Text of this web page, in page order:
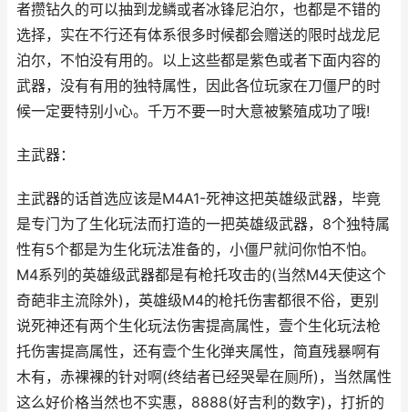
者攒钻久的可以抽到龙鳞或者冰锋尼泊尔，也都是不错的
选择，实在不行还有体系很多时候都会赠送的限时战龙尼
泊尔，不怕没有用的。以上这些都是紫色或者下面内容的
武器，没有有用的独特属性，因此各位玩家在刀僵尸的时
候一定要特别小心。千万不要一时大意被繁殖成功了哦!
主武器：
主武器的话首选应该是M4A1-死神这把英雄级武器，毕竟
是专门为了生化玩法而打造的一把英雄级武器，8个独特属
性有5个都是为生化玩法准备的，小僵尸就问你怕不怕。
M4系列的英雄级武器都是有枪托攻击的(当然M4天使这个
奇葩非主流除外)，英雄级M4的枪托伤害都很不俗，更别
说死神还有两个生化玩法伤害提高属性，壹个生化玩法枪
托伤害提高属性，还有壹个生化弹夹属性，简直残暴啊有
木有，赤裸裸的针对啊(终结者已经哭晕在厕所)，当然属性
这么好价格当然也不实惠，8888(好吉利的数字)，打折的